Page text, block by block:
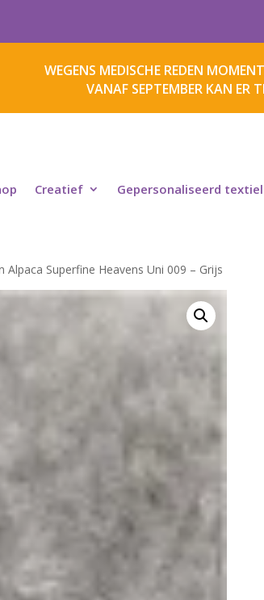
WEGENS MEDISCHE REDEN
VANAF SEPTEMBER KAN ER
Creatief Gepersonaliseerd textiel
Alpaca Superfine Heavens Uni 009 – Grijs